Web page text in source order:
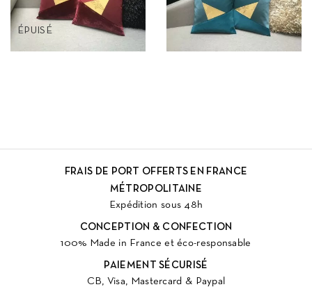
ÉPUISÉ
FRAIS DE PORT OFFERTS EN FRANCE
MÉTROPOLITAINE
Expédition sous 48h
CONCEPTION & CONFECTION
100% Made in France et éco-responsable
PAIEMENT SÉCURISÉ
CB, Visa, Mastercard & Paypal